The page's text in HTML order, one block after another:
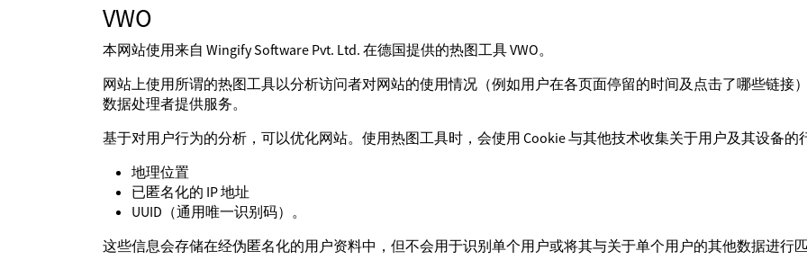
VWO
本网站使用来自 Wingify Software Pvt. Ltd. 在德国提供的热图工具 VWO。
网站上使用所谓的热图工具以分析访问者对网站的使用情况（例如用户在各页面停留的时间及点击了哪些链接
数据处理者提供服务。
基于对用户行为的分析，可以优化网站。使用热图工具时，会使用 Cookie 与其他技术收集关于用户及其设备的
地理位置
已匿名化的 IP 地址
UUID（通用唯一识别码）。
这些信息会存储在经伪匿名化的用户资料中，但不会用于识别单个用户或将其与关于单个用户的其他数据进行